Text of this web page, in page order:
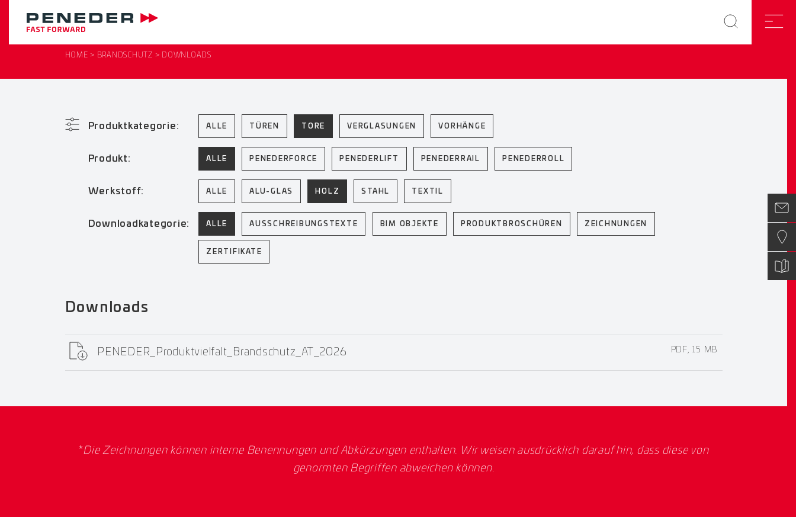
HOME BRANDSCHUTZ DOWNLOADS
Produktkategorie: ALLE TÜREN TORE VERGLASUNGEN VORHÄNGE
Produkt: ALLE PENEDERFORCE PENEDERLIFT PENEDERRAIL PENEDERROLL
Werkstoff: ALLE ALU-GLAS HOLZ STAHL TEXTIL
Downloadkategorie: ALLE AUSSCHREIBUNGSTEXTE BIM OBJEKTE PRODUKTBROSCHÜREN ZEICHNUNGEN
ZERTIFIKATE
Downloads
PENEDER_Produktvielfalt_Brandschutz_AT_2026 PDF, 15 MB
*Die Zeichnungen können interne Benennungen und Abkürzungen enthalten. Wir weisen ausdrücklich darauf hin, dass diese von
genormten Begriffen abweichen können.